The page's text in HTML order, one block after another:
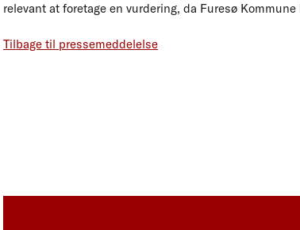
relevant at foretage en vurdering, da Furesø
Tilbage til pressemeddelelse